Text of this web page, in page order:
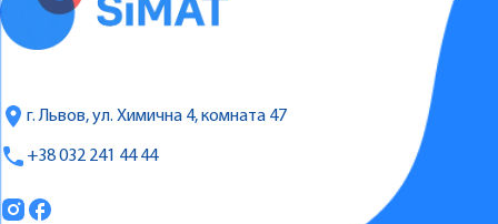
г. Львов, ул. Химична 4, комната 47
+38 032 241 44 44